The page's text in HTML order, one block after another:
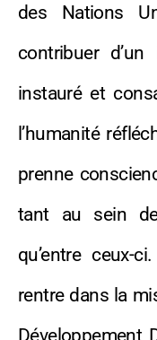
des Nations
contribuer
instauré et
l’humanité
prenne
tant au sein
qu’entre ceux-
rentre dans la
Développement